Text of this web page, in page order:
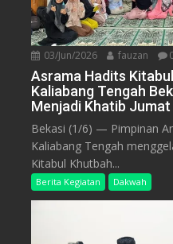
03/Jun/2026 fauzan
Asrama Hadits
Kaliabang Tengah
Menjadi Khatib Jumat
Bekasi (1/6) — Pimpinan
Kaliabang Tengah
Kitabul Khutbah...
Berita Kegiatan Dakwah